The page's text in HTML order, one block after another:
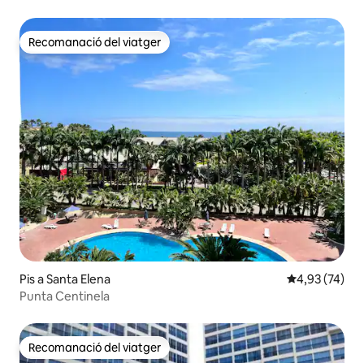
Recomanació del viatger
Recomanació del viatger
Pis a Santa Elena 4,93 de
4,93 (74)
Punta Centinela
Recomanació del viatger
Recomanació del viatger